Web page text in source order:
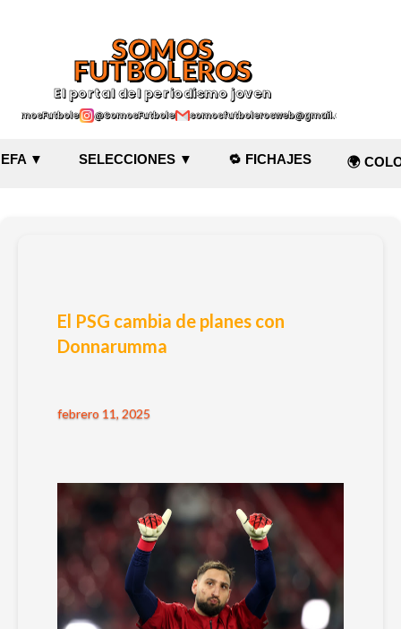
SOMOS
FUTBOLEROS
El portal del periodismo joven
@SomosFutbolerossomosfutbolerosweb@gmail.com
▼ SELECCIONES ▼ 🔁 FICHAJES 🌍
El PSG cambia de planes con
Donnarumma
febrero 11, 2025